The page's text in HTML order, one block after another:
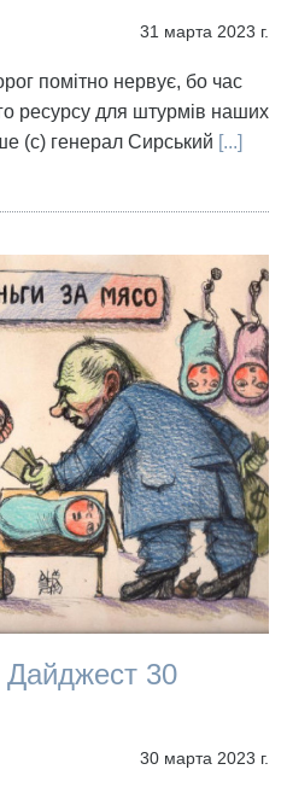
31 марта 2023 г.
помітно нервує, бо час
ресурсу для штурмів наших
(с) генерал Сирський [...]
30
30 марта 2023 г.